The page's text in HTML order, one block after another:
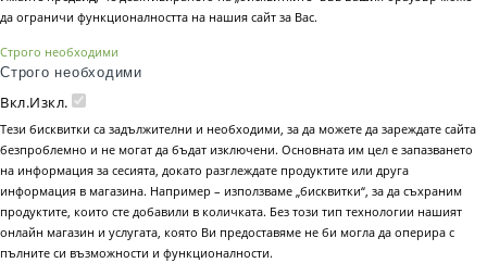
да ограничи функционалността на нашия сайт за Вас.
Строго необходими
Строго необходими
Вкл.Изкл.
Тези бисквитки са задължителни и необходими, за да можете да зареждате сайта
безпроблемно и не могат да бъдат изключени. Основната им цел е запазването
на информация за сесията, докато разглеждате продуктите или друга
информация в магазина. Например – използваме „бисквитки“, за да съхраним
продуктите, които сте добавили в количката. Без този тип технологии нашият
онлайн магазин и услугата, която Ви предоставяме не би могла да оперира с
пълните си възможности и функционалности.